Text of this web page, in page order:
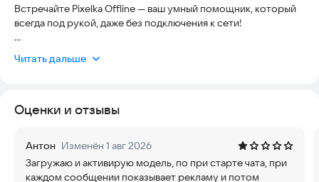
Встречайте Pixelka Offline — ваш умный помощник, который
всегда под рукой, даже без подключения к сети!
модель, которая запускается прямо на вашем устройстве.
Работает без интернета: Получайте ответы где угодно — в
Читать дальше
Оценки и отзывы
Антон Изменён 1 авг 2026
Загружаю и активирую модель, по при старте чата, при
каждом сообщении показывает рекламу и потом